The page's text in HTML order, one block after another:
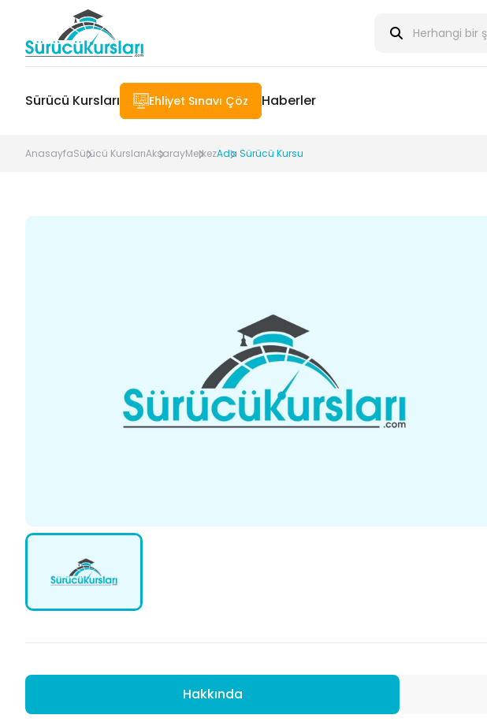
Sürücü Kursları Ehliyet Sınavı Çöz Haberler
AnasayfaSürücü KurslarıAksarayMerkezAda Sürücü Kursu
Hakkında